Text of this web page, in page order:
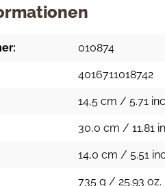
010874
4016711018742
14,5 cm / 5.71
30,0 cm / 11.81
14,0 cm / 5.51
735 g / 25.93 oz.